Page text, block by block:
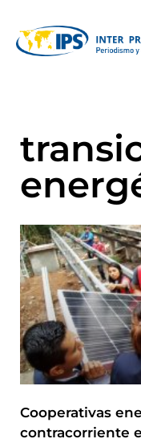
Cooperativas
contracorriente